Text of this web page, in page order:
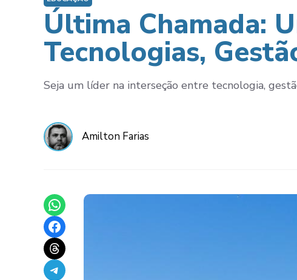
Última Chamada:
Tecnologias,
Seja um líder na interseção entre tecnologia,
Amilton Farias
Share on WhatsApp
Share on Facebook
Share on Threads
Share on Telegram